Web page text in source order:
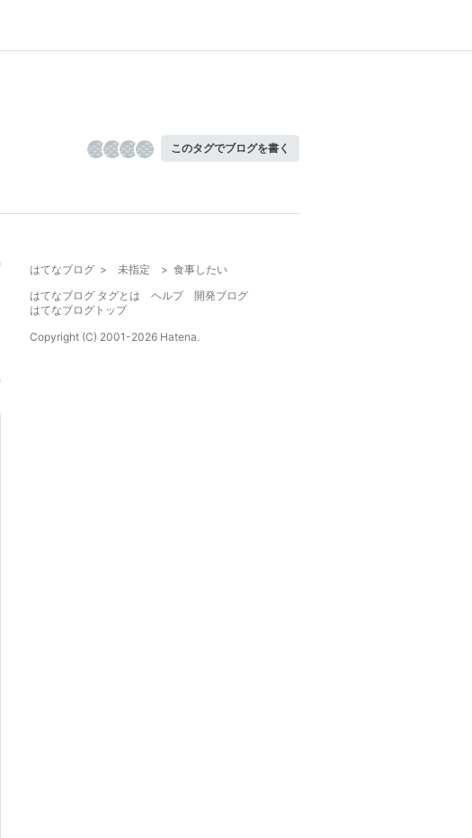
このタグでブログを書く
はてなブログ > 未指定 > 食事したい
はてなブログ タグとは
ヘルプ
開発ブログ
はてなブログトップ
Copyright (C) 2001-2026 Hatena.